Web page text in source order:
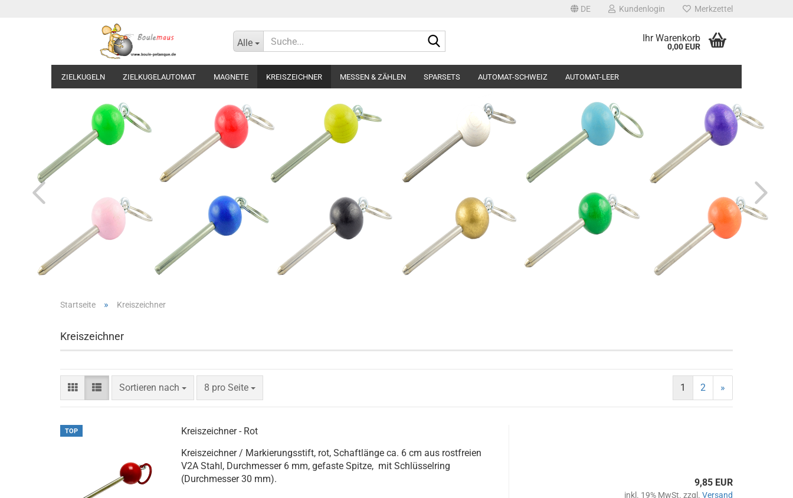
DE Kundenlogin Merkzettel
Alle Ihr Warenkorb
0,00 EUR
ZIELKUGELN ZIELKUGELAUTOMAT MAGNETE KREISZEICHNER MESSEN & ZÄHLEN SPARSETS AUTOMAT-SCHWEIZ AUTOMAT-LEER
Startseite » Kreiszeichner
Kreiszeichner
Sortieren nach
Sortieren nach 8 pro Seite
pro Seite 1 2 »
TOP
Kreiszeichner - Rot
Kreiszeichner / Markierungsstift, rot, Schaftlänge ca. 6 cm aus rostfreien
V2A Stahl, Durchmesser 6 mm, gefaste Spitze, mit Schlüsselring
(Durchmesser 30 mm).
9,85 EUR
inkl. 19% MwSt. zzgl. Versand